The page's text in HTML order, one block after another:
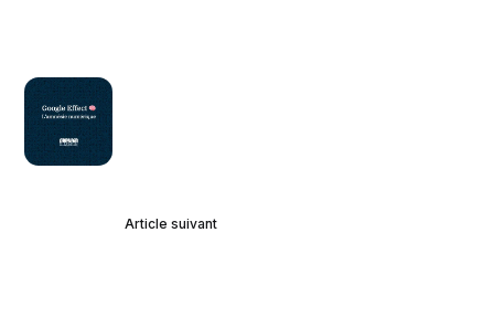
Article suivant